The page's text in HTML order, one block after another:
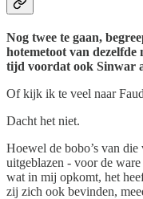
Nog twee te gaan,
hotemetoot van dezelfde
tijd voordat ook Sinwar
Of kijk ik te veel naar
Dacht het niet.
Hoewel de bobo’s van die
uitgeblazen - voor de
wat in mij opkomt, het
zij zich ook bevinden,